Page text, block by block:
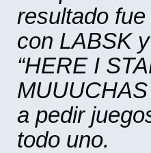
resultado
con LABSK
“HERE I
a pedir
todo uno.